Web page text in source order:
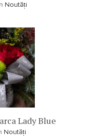
Noutăți
Lady Blue
Noutăți